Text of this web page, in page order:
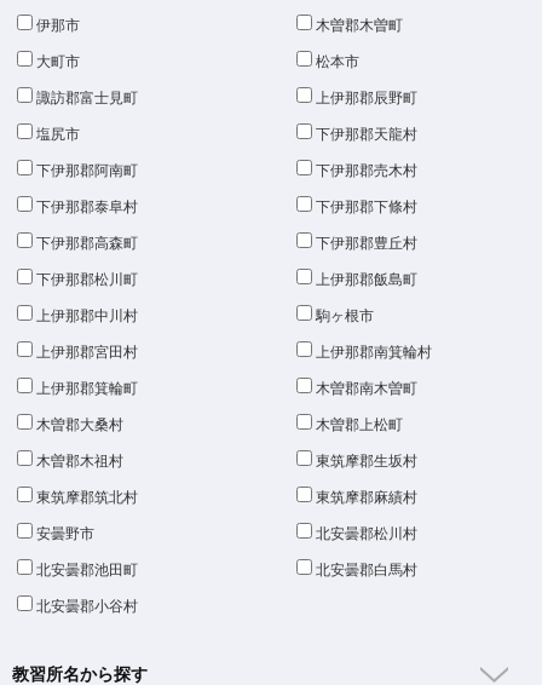
伊那市 木曽郡木曽町
大町市 松本市
諏訪郡富士見町 上伊那郡辰野町
塩尻市 下伊那郡天龍村
下伊那郡阿南町 下伊那郡売木村
下伊那郡泰阜村 下伊那郡下條村
下伊那郡高森町 下伊那郡豊丘村
下伊那郡松川町 上伊那郡飯島町
上伊那郡中川村 駒ヶ根市
上伊那郡宮田村 上伊那郡南箕輪村
上伊那郡箕輪町 木曽郡南木曽町
木曽郡大桑村 木曽郡上松町
木曽郡木祖村 東筑摩郡生坂村
東筑摩郡筑北村 東筑摩郡麻績村
安曇野市 北安曇郡松川村
北安曇郡池田町 北安曇郡白馬村
北安曇郡小谷村
教習所名から探す